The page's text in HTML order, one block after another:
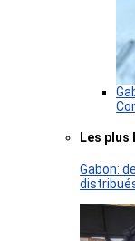
Les plus
Gabon: